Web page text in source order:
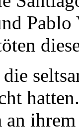
Pablo